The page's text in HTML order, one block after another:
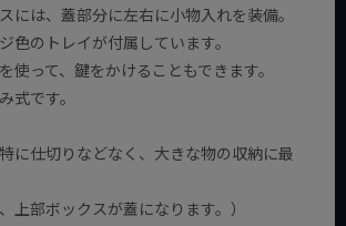
には、蓋部分に左右に小物入れを装備。
色のトレイが付属しています。
使って、鍵をかけることもできます。
式です。
に仕切りなどなく、大きな物の収納に最
上部ボックスが蓋になります。）